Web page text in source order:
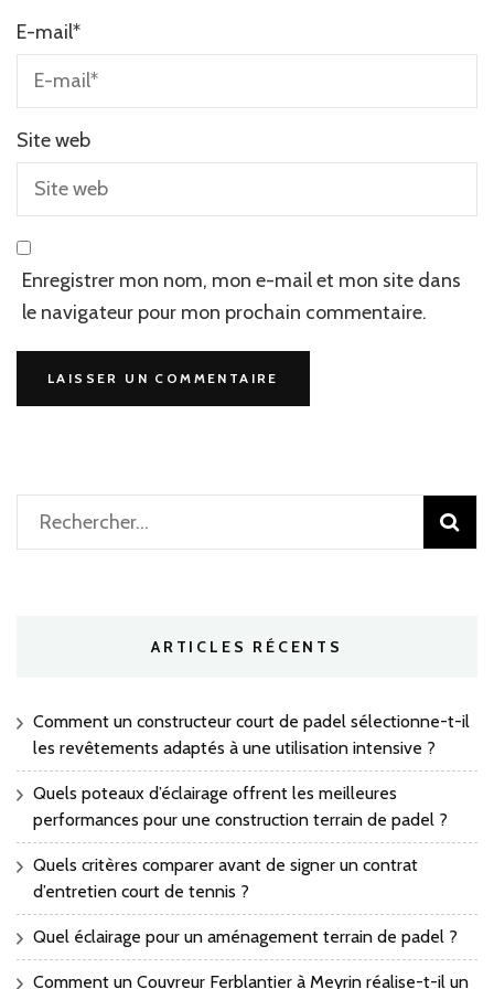
E-mail*
Site web
Enregistrer mon nom, mon e-mail et mon site dans
le navigateur pour mon prochain commentaire.
Rechercher :
ARTICLES RÉCENTS
Comment un constructeur court de padel sélectionne-t-il
les revêtements adaptés à une utilisation intensive ?
Quels poteaux d’éclairage offrent les meilleures
performances pour une construction terrain de padel ?
Quels critères comparer avant de signer un contrat
d’entretien court de tennis ?
Quel éclairage pour un aménagement terrain de padel ?
Comment un Couvreur Ferblantier à Meyrin réalise-t-il un